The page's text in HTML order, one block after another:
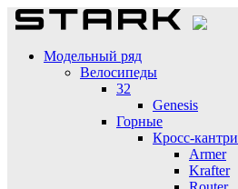
Модельный ряд
Велосипеды
32
Genesis
Горные
Кросс-кантри
Armer
Krafter